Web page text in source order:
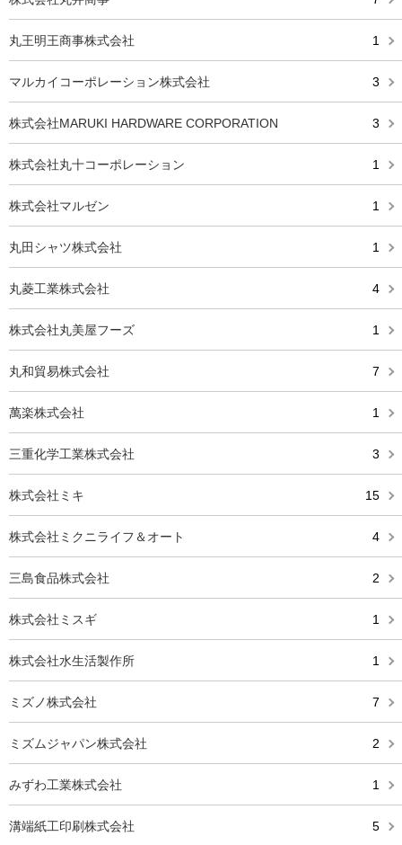
丸王明王商事株式会社 1
マルカイコーポレーション株式会社 3
株式会社MARUKI HARDWARE CORPORATION 3
株式会社丸十コーポレーション 1
株式会社マルゼン 1
丸田シャツ株式会社 1
丸菱工業株式会社 4
株式会社丸美屋フーズ 1
丸和貿易株式会社 7
萬楽株式会社 1
三重化学工業株式会社 3
株式会社ミキ 15
株式会社ミクニライフ＆オート 4
三島食品株式会社 2
株式会社ミスギ 1
株式会社水生活製作所 1
ミズノ株式会社 7
ミズムジャパン株式会社 2
みずわ工業株式会社 1
溝端紙工印刷株式会社 5